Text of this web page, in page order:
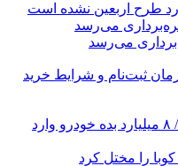
می‌رسد
ثبت‌نام و شرایط خرید
کاسبی خارج‌نشین‌ها با سهمیه اقامت / ۸ میلیارد بده خودرو وارد